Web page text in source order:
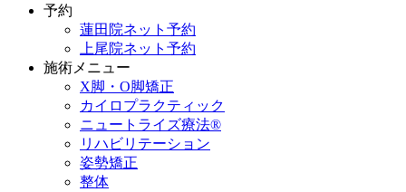
予約
蓮田院ネット予約
上尾院ネット予約
施術メニュー
X脚・O脚矯正
カイロプラクティック
ニュートライズ療法®
リハビリテーション
姿勢矯正
整体